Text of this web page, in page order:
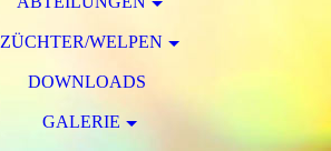
ZÜCHTER/WELPEN
DOWNLOADS
GALERIE